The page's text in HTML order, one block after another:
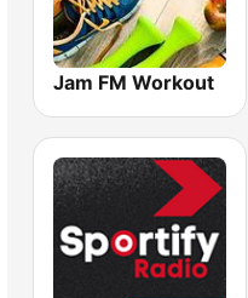
Jam FM Workout